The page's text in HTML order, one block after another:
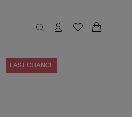
LAST CHANCE